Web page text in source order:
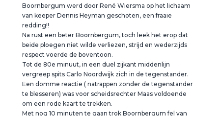
Boornbergum werd door René Wiersma op het lichaam
van keeper Dennis Heyman geschoten, een fraaie
redding!!
Na rust een beter Boornbergum, toch leek het erop dat
beide ploegen niet wilde verliezen, strijd en wederzijds
respect voerde de boventoon.
Tot de 80e minuut, in een duel zijkant middenlijn
vergreep spits Carlo Noordwijk zich in de tegenstander.
Een domme reactie ( natrappen zonder de tegenstander
te blesseren) was voor scheidsrechter Maas voldoende
om een rode kaart te trekken.
Met nog 10 minuten te gaan trok Boornbergum fel van